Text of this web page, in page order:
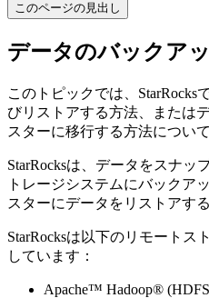
このページの見出し
データのバックア
このトピックでは、StarRocks
びリストアする方法、または
スターに移行する方法につい
StarRocksは、データをスナッ
トレージシステムにバックア
スターにデータをリストアす
StarRocksは以下のリモートス
しています：
Apache™ Hadoop®